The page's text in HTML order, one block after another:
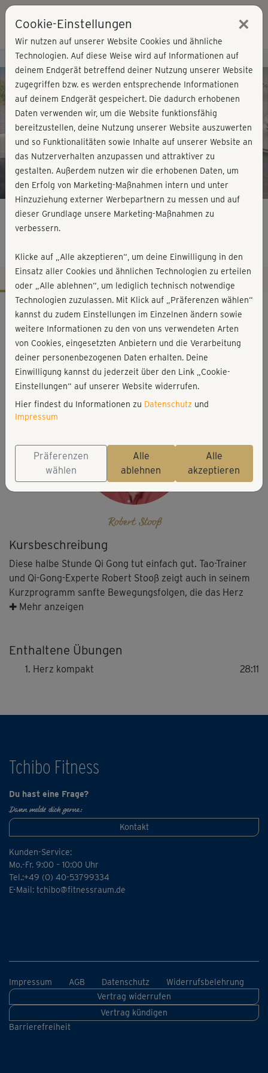
Play
Video
Kursvorschau - Jetzt mitmachen!
Herz Qi Gong - kompakt
Kursbeschreibung
Diese halbe Stunde Qi Gong tut einfach gut. Tao-Trainer
und Qi-Gong-Experte Robert Stooß zeigt auch in seinem
Kurzprogramm sanfte Bewegungsfolgen, die das Herz
stimulieren und das gesamte Herzkreislaufsystem mit
Auch Einsteiger können diese Jahrtausende alte
✚ Mehr anzeigen
Enthaltene Übungen
Herz kompakt 28:11
Workout-Facts
leicht
28 Min
112 kcal
Robert Stooß
Robert Stooß
Tchibo Fitness
Du hast eine Frage?
Dann melde dich gerne:
Kontakt
Kunden-Service:
Mo.-Fr. 9:00 – 10:00 Uhr
Tel.:+49 (0) 40-53799334
E-Mail: tchibo@fitnessraum.de
Impressum AGB Datenschutz
Widerrufsbelehrung
Vertrag widerrufen
Vertrag kündigen
Barrierefreiheit
Cookie-Einstellungen ×
Wir nutzen auf unserer Website Cookies und ähnliche
Technologien. Auf diese Weise wird auf Informationen auf
deinem Endgerät betreffend deiner Nutzung unserer Website
zugegriffen bzw. es werden entsprechende Informationen
auf deinem Endgerät gespeichert. Die dadurch erhobenen
Daten verwenden wir, um die Website funktionsfähig
bereitzustellen, deine Nutzung unserer Website auszuwerten
und so Funktionalitäten sowie Inhalte auf unserer Website an
das Nutzerverhalten anzupassen und attraktiver zu
gestalten. Außerdem nutzen wir die erhobenen Daten, um
den Erfolg von Marketing-Maßnahmen intern und unter
Hinzuziehung externer Werbepartnern zu messen und auf
dieser Grundlage unsere Marketing-Maßnahmen zu
verbessern.
Klicke auf „Alle akzeptieren“, um deine Einwilligung in den
Einsatz aller Cookies und ähnlichen Technologien zu erteilen
oder „Alle ablehnen“, um lediglich technisch notwendige
Technologien zuzulassen. Mit Klick auf „Präferenzen wählen“
kannst du zudem Einstellungen im Einzelnen ändern sowie
weitere Informationen zu den von uns verwendeten Arten
von Cookies, eingesetzten Anbietern und die Verarbeitung
deiner personenbezogenen Daten erhalten. Deine
Einwilligung kannst du jederzeit über den Link „Cookie-
Einstellungen“ auf unserer Website widerrufen.
Hier findest du Informationen zu Datenschutz und
Impressum
Präferenzen
wählen
Alle
ablehnen
Alle
akzeptieren